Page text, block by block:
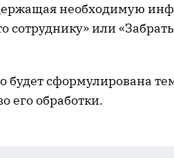
необходимую
сотруднику» или
будет сформулирована
его обработки.